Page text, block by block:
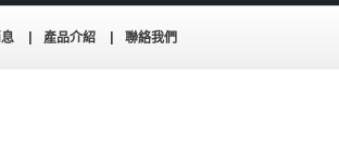
產品介紹 聯絡我們